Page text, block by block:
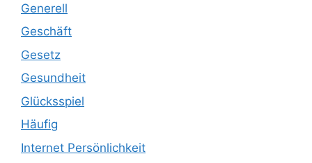
Generell
Geschäft
Gesetz
Gesundheit
Glücksspiel
Häufig
Internet Persönlichkeit